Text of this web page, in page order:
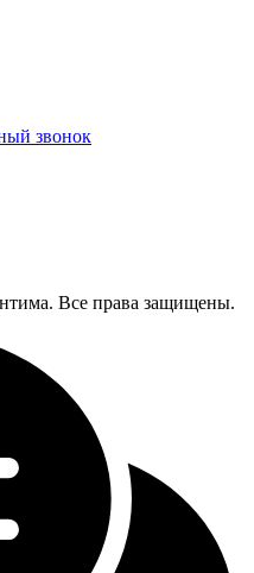
звонок
Все права защищены.